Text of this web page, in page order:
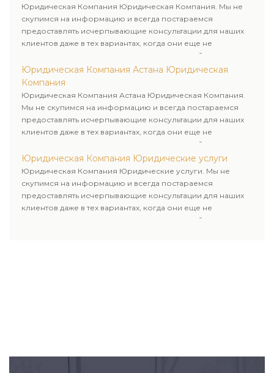
Юридическая Компания Юридическая Компания. Мы не
скупимся на информацию и всегда постараемся
предоставлять исчерпывающие консультации для наших
клиентов даже в тех вариантах, когда они еще не
пользовались юридическими услугами нашей компании.
Юридическая Компания Астана Юридическая
Компания
Юридическая Компания Астана Юридическая Компания.
Мы не скупимся на информацию и всегда постараемся
предоставлять исчерпывающие консультации для наших
клиентов даже в тех вариантах, когда они еще не
пользовались юридическими услугами нашей компании.
Юридическая Компания Юридические услуги
Юридическая Компания Юридические услуги. Мы не
скупимся на информацию и всегда постараемся
предоставлять исчерпывающие консультации для наших
клиентов даже в тех вариантах, когда они еще не
пользовались юридическими услугами нашей компании.